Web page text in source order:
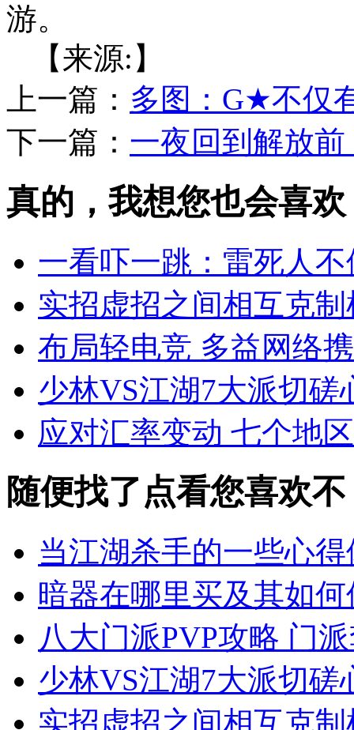
游。
【来源:】
上一篇： 多图：G★不仅
下一篇： 一夜回到解放
真的，我想您也会喜欢
一看吓一跳：雷死人
实招虚招之间相互克制
布局轻电竞 多益网络
少林VS江湖7大派切磋
应对汇率变动 七个地
随便找了点看您喜欢不
当江湖杀手的一些心
暗器在哪里买及其如何
八大门派PVP攻略 门
少林VS江湖7大派切磋
实招虚招之间相互克制